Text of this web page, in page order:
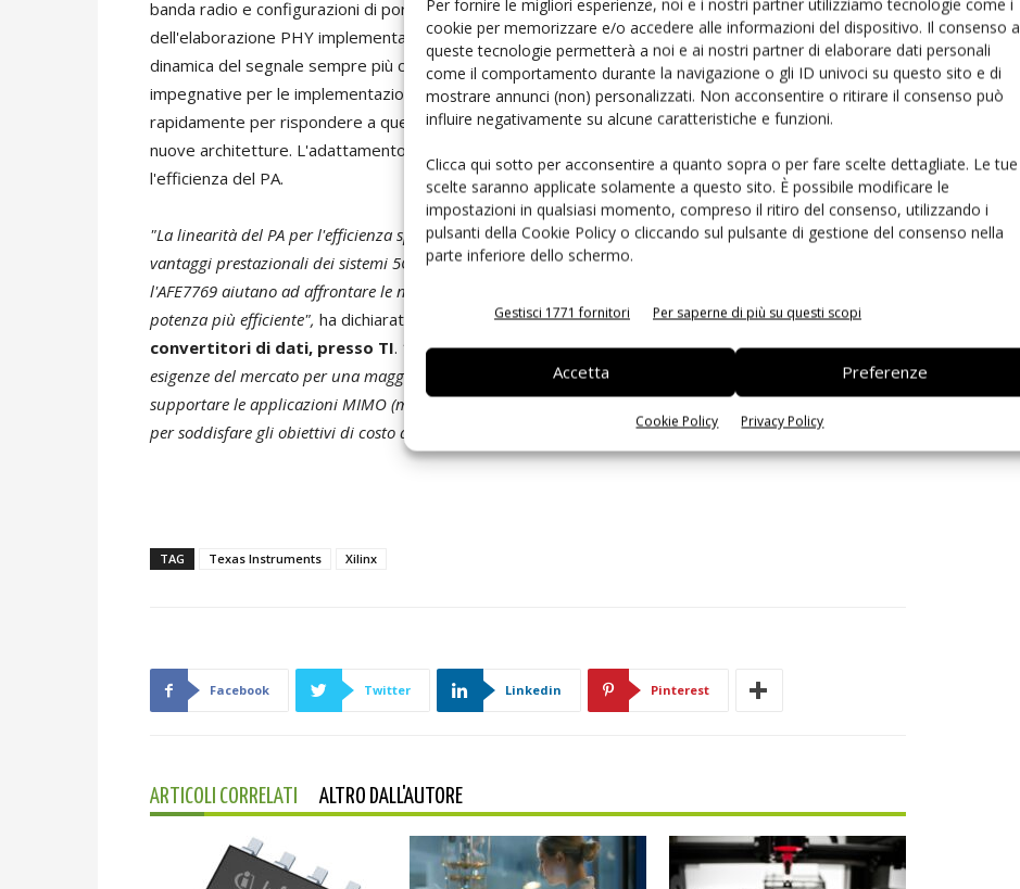
cookie per memorizzare e/o accedere alle informazioni del dispositivo. Il consenso a
queste tecnologie permetterà a noi e ai nostri partner di elaborare dati personali
come il comportamento durante la navigazione o gli ID univoci su questo sito e di
mostrare annunci (non) personalizzati. Non acconsentire o ritirare il consenso può
influire negativamente su alcune caratteristiche e funzioni.
Clicca qui sotto per acconsentire a quanto sopra o per fare scelte dettagliate. Le tue
scelte saranno applicate solamente a questo sito. È possibile modificare le
impostazioni in qualsiasi momento, compreso il ritiro del consenso, utilizzando i
pulsanti della Cookie Policy o cliccando sul pulsante di gestione del consenso nella
parte inferiore dello schermo.
Gestisci 1771 fornitori Per saperne di più su questi scopi
Accetta Preferenze
Cookie Policy Privacy Policy
banda radio e configurazioni di portanti. Inoltre, essendo strettamente integrato con il resto
dell'elaborazione PHY implementata nel dispositivo Zynq UltraScale+ MPSoC, è in grado di gestire la
dinamica del segnale sempre più complessa delle forme d'onda multi-RAT e 5G che sono
impegnative per le implementazioni DPD standalone. Anche la tecnologia PA si sta evolvendo
rapidamente per rispondere a questi nuovi requisiti radio con una più ampia adozione del GaN e di
nuove architetture. L'adattamento a queste nuove tecnologie è la chiave per massimizzare
l'efficienza del PA.
"La linearità del PA per l'efficienza spettrale e l'erogazione di potenza RF è fondamentale per ottenere i
vantaggi prestazionali dei sistemi 5G New Radio. I ricetrasmettitori ad ampia larghezza di banda come
l'AFE7769 aiutano ad affrontare le non linearità del PA di ordine superiore e consentono un'erogazione di
potenza più efficiente", ha dichiarato
Karthik Vasanth, vice presidente e business unit manager,
convertitori di dati, presso TI. "Con questa implementazione, i progettisti possono soddisfare le
esigenze del mercato per una maggiore larghezza di banda istantanea e conteggio delle antenne per
supportare le applicazioni MIMO (multiple-input, multiple-output), offrendo al contempo la scalabilità
per soddisfare gli obiettivi di costo del sistema".
TAG Texas Instruments Xilinx
Facebook Twitter Linkedin Pinterest
ARTICOLI CORRELATI ALTRO DALL'AUTORE